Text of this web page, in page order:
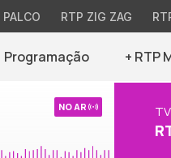
PALCO RTP ZIG ZAG
Programação + RTP
NO AR TV